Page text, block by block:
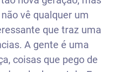
vê qualquer um
que traz uma
A gente é uma
coisas que pego de